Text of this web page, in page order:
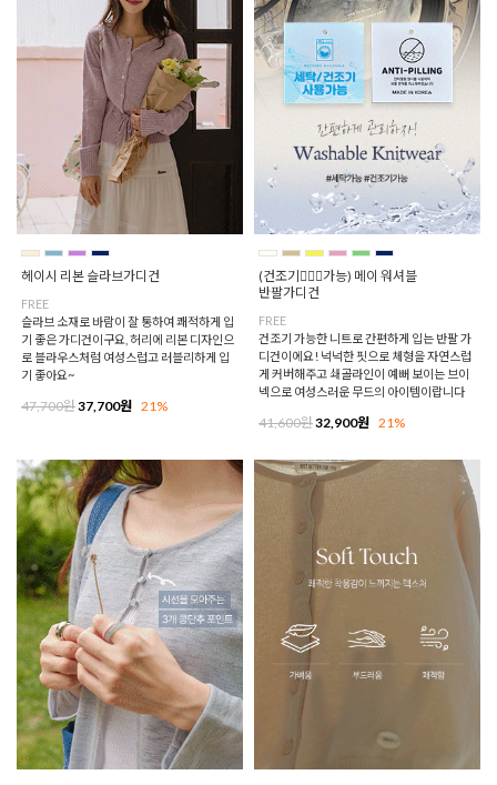
헤이시 리본 슬라브가디건
FREE
슬라브 소재로 바람이 잘 통하여 쾌적하게 입
기 좋은 가디건이구요, 허리에 리본 디자인으
로 블라우스처럼 여성스럽고 러블리하게 입
기 좋아요~
47,700원37,700원 21%
(건조기🙆🏻‍♀️가능) 메이 워셔블
반팔가디건
FREE
건조기 가능한 니트로 간편하게 입는 반팔 가
디건이에요! 넉넉한 핏으로 체형을 자연스럽
게 커버해주고 쇄골라인이 예뻐 보이는 브이
넥으로 여성스러운 무드의 아이템이랍니다
41,600원32,900원 21%